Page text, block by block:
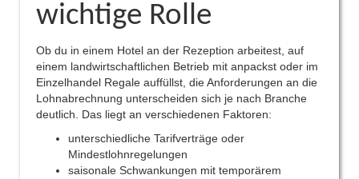
wichtige Rolle
Ob du in einem Hotel an der Rezeption arbeitest, auf
einem landwirtschaftlichen Betrieb mit anpackst oder im
Einzelhandel Regale auffüllst, die Anforderungen an die
Lohnabrechnung unterscheiden sich je nach Branche
deutlich. Das liegt an verschiedenen Faktoren:
unterschiedliche Tarifverträge oder
Mindestlohnregelungen
saisonale Schwankungen mit temporärem